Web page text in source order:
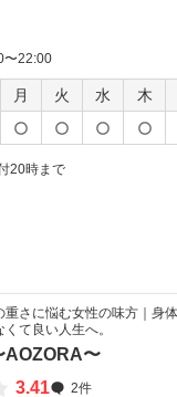
〜22:00
月 火 水 木
20時まで
重さに悩む女性の味方｜身
て良い人生へ。
〜
3.41
2件